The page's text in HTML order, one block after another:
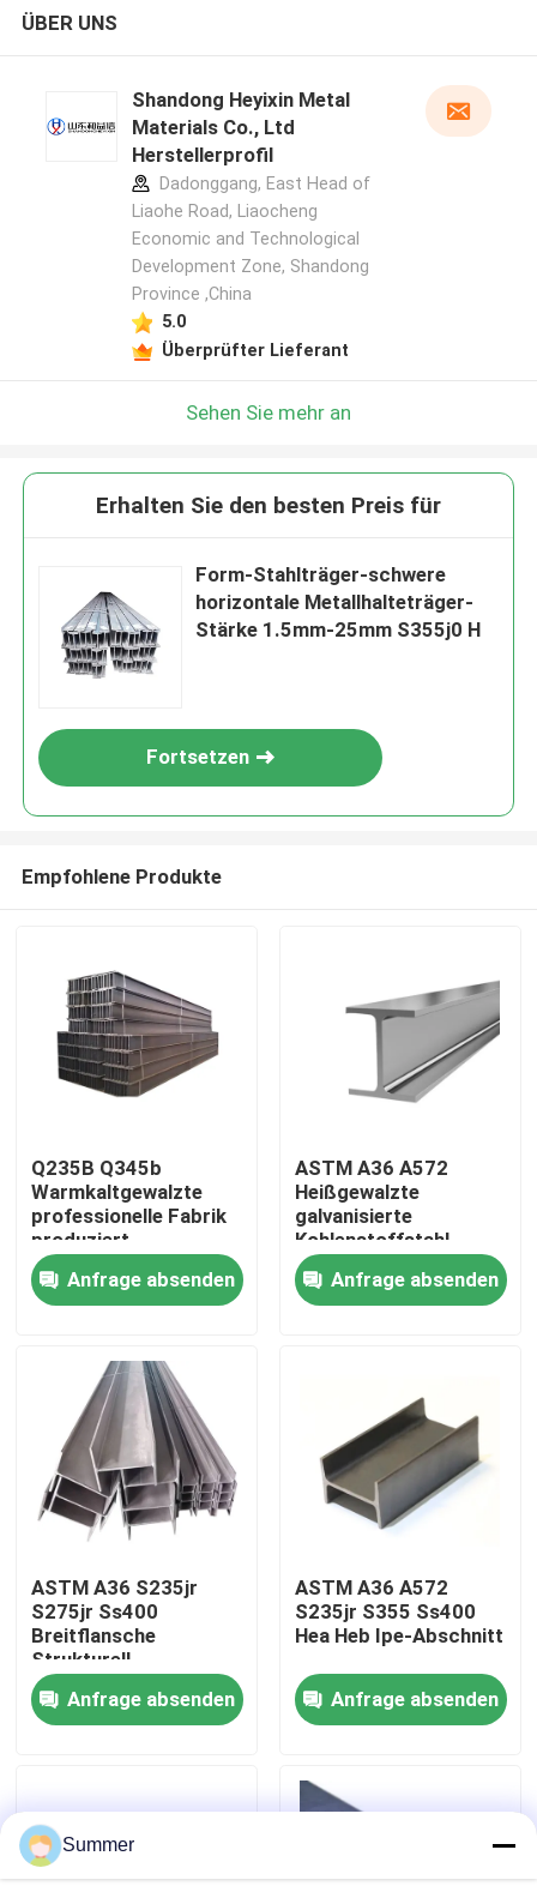
Haus
Produkte
Fabrik-Ausflug
Qualitätskontrolle
Treten Sie mit uns in Verbindung
Fordern Sie ein Zitat
Kohlenstoffstahlspule
Spirale aus Edelstahl
ÜBER UNS
Shandong Heyixin Metal
Materials Co., Ltd
Herstellerprofil
Dadonggang, East Head of
Liaohe Road, Liaocheng
Economic and Technological
Development Zone, Shandong
Province ,China
5.0
Überprüfter Lieferant
Sehen Sie mehr an
Erhalten Sie den besten Preis für
Form-Stahlträger-schwere
horizontale Metallhalteträger-
Stärke 1.5mm-25mm S355j0 H
Fortsetzen
Empfohlene Produkte
Q235B Q345b
Warmkaltgewalzte
professionelle Fabrik
produziert
hochwertige
Stahlstruktur H-
Strahlstahl für
Hohlbereich
Anfrage absenden
ASTM A36 A572
Heißgewalzte
galvanisierte
Kohlenstoffstahl
Universal H-Strahl
Preis für H-Strahl
Struktural Eisen-
Anfrage absenden
ASTM A36 S235jr
S275jr Ss400
Breitflansche
Strukturell
geschweißte
Kohlenstoff-
Hea/Heb/Ipe-
Strahlen
Anfrage absenden
ASTM A36 A572
S235jr S355 Ss400
Hea Heb Ipe-Abschnitt
Anfrage absenden
Summer